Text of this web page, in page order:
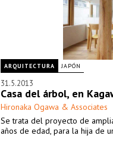
ARQUITECTURA JAPÓN
31.5.2013
Casa del árbol, en
Hironaka Ogawa & Associates
Se trata del proyecto de
años de edad, para la hija de